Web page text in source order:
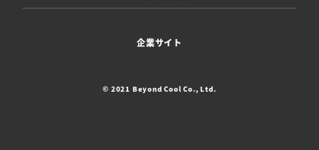
企業サイト
© 2021 Beyond Cool Co., Ltd.